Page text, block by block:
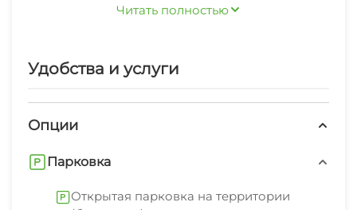
близкими?Для вас подключен
Можете не беспокоиться за ваш комфорт - мы
дляполноценного отдыха.
Уборка производится по расписанию.
Читать полностью
Удобства и услуги
Опции
Парковка
Открытая парковка на территории